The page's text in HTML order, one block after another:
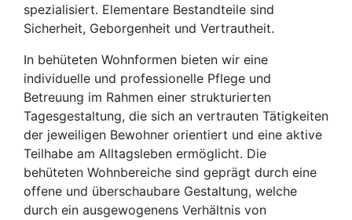
spezialisiert. Elementare Bestandteile sind
Sicherheit, Geborgenheit und Vertrautheit.
In behüteten Wohnformen bieten wir eine
individuelle und professionelle Pflege und
Betreuung im Rahmen einer strukturierten
Tagesgestaltung, die sich an vertrauten Tätigkeiten
der jeweiligen Bewohner orientiert und eine aktive
Teilhabe am Alltagsleben ermöglicht. Die
behüteten Wohnbereiche sind geprägt durch eine
offene und überschaubare Gestaltung, welche
durch ein ausgewogenens Verhältnis von